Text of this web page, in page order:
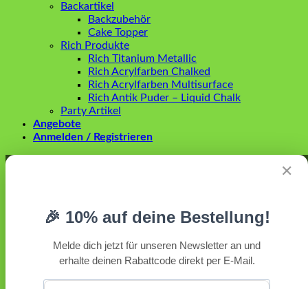
Backartikel
Backzubehör
Cake Topper
Rich Produkte
Rich Titanium Metallic
Rich Acrylfarben Chalked
Rich Acrylfarben Multisurface
Rich Antik Puder – Liquid Chalk
Party Artikel
Angebote
Anmelden / Registrieren
✕
🎉 10% auf deine Bestellung!
Melde dich jetzt für unseren Newsletter an und
erhalte deinen Rabattcode direkt per E-Mail.
Anmelden
Angemeldet bleiben Anmelden